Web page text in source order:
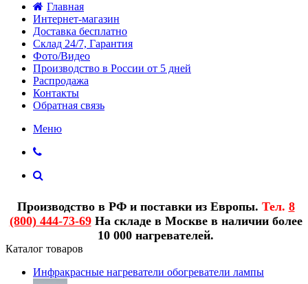
Главная
Интернет-магазин
Доставка бесплатно
Склад 24/7, Гарантия
Фото/Видео
Производство в России от 5 дней
Распродажа
Контакты
Обратная связь
Меню
Производство в РФ и поставки из Европы. Тел. 8
(800) 444-73-69На складе в Москве в наличии более
10 000 нагревателей.
Каталог товаров
Инфракрасные нагреватели обогреватели лампы